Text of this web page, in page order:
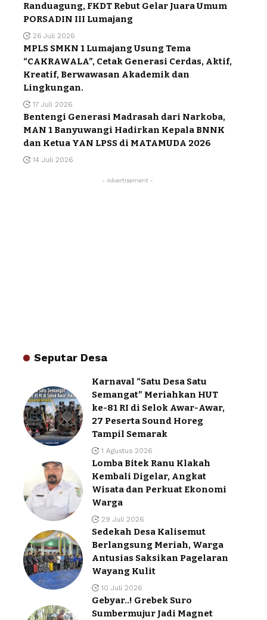
Randuagung, FKDT Rebut Gelar Juara Umum
PORSADIN III Lumajang
26 Juli 2026
MPLS SMKN 1 Lumajang Usung Tema
“CAKRAWALA”, Cetak Generasi Cerdas, Aktif,
Kreatif, Berwawasan Akademik dan
Lingkungan.
17 Juli 2026
Bentengi Generasi Madrasah dari Narkoba,
MAN 1 Banyuwangi Hadirkan Kepala BNNK
dan Ketua YAN LPSS di MATAMUDA 2026
14 Juli 2026
- Advertisement -
Seputar Desa
Karnaval “Satu Desa Satu
Semangat” Meriahkan HUT
ke-81 RI di Selok Awar-Awar,
27 Peserta Sound Horeg
Tampil Semarak
1 Agustus 2026
Lomba Bitek Ranu Klakah
Kembali Digelar, Angkat
Wisata dan Perkuat Ekonomi
Warga
29 Juli 2026
Sedekah Desa Kalisemut
Berlangsung Meriah, Warga
Antusias Saksikan Pagelaran
Wayang Kulit
10 Juli 2026
Gebyar..! Grebek Suro
Sumbermujur Jadi Magnet